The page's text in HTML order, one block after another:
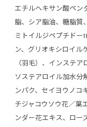
エチルヘキサン酸ペン
脂、シア脂油、糖脂質
ミトイルジペプチドー
ン、グリオキシロイル
（羽毛）、インステ
ソステアロイル加水分
ンパク、セイヨウノコ
チジャコウソウ花／葉
ンダー花エキス、ロー